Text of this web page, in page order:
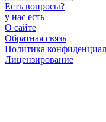
Есть вопросы?
у нас есть
О сайте
Обратная связь
Политика
Лицензирование